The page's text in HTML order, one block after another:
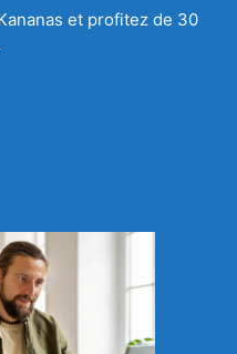
et profitez de 30